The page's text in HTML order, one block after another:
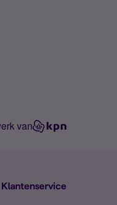
van
Klantenservice